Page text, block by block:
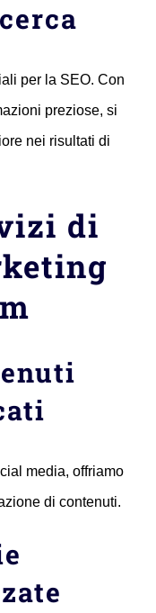
per la SEO. Con
preziose, si
nei risultati di
di
media, offriamo
di contenuti.